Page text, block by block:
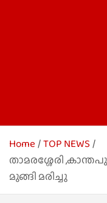
Home TOP NEWS
താമരശ്ശേരി
മുങ്ങി മരിച്ചു